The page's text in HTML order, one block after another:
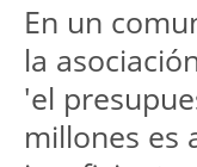
En un
la
'el
millones es